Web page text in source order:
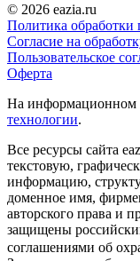
© 2026 eazia.ru
Политика
Согласие на
Пользовательское
Оферта
На информационном
технологии.
Все ресурсы сайта
текстовую,
информацию,
доменное имя,
авторского права и
защищены
соглашениями об